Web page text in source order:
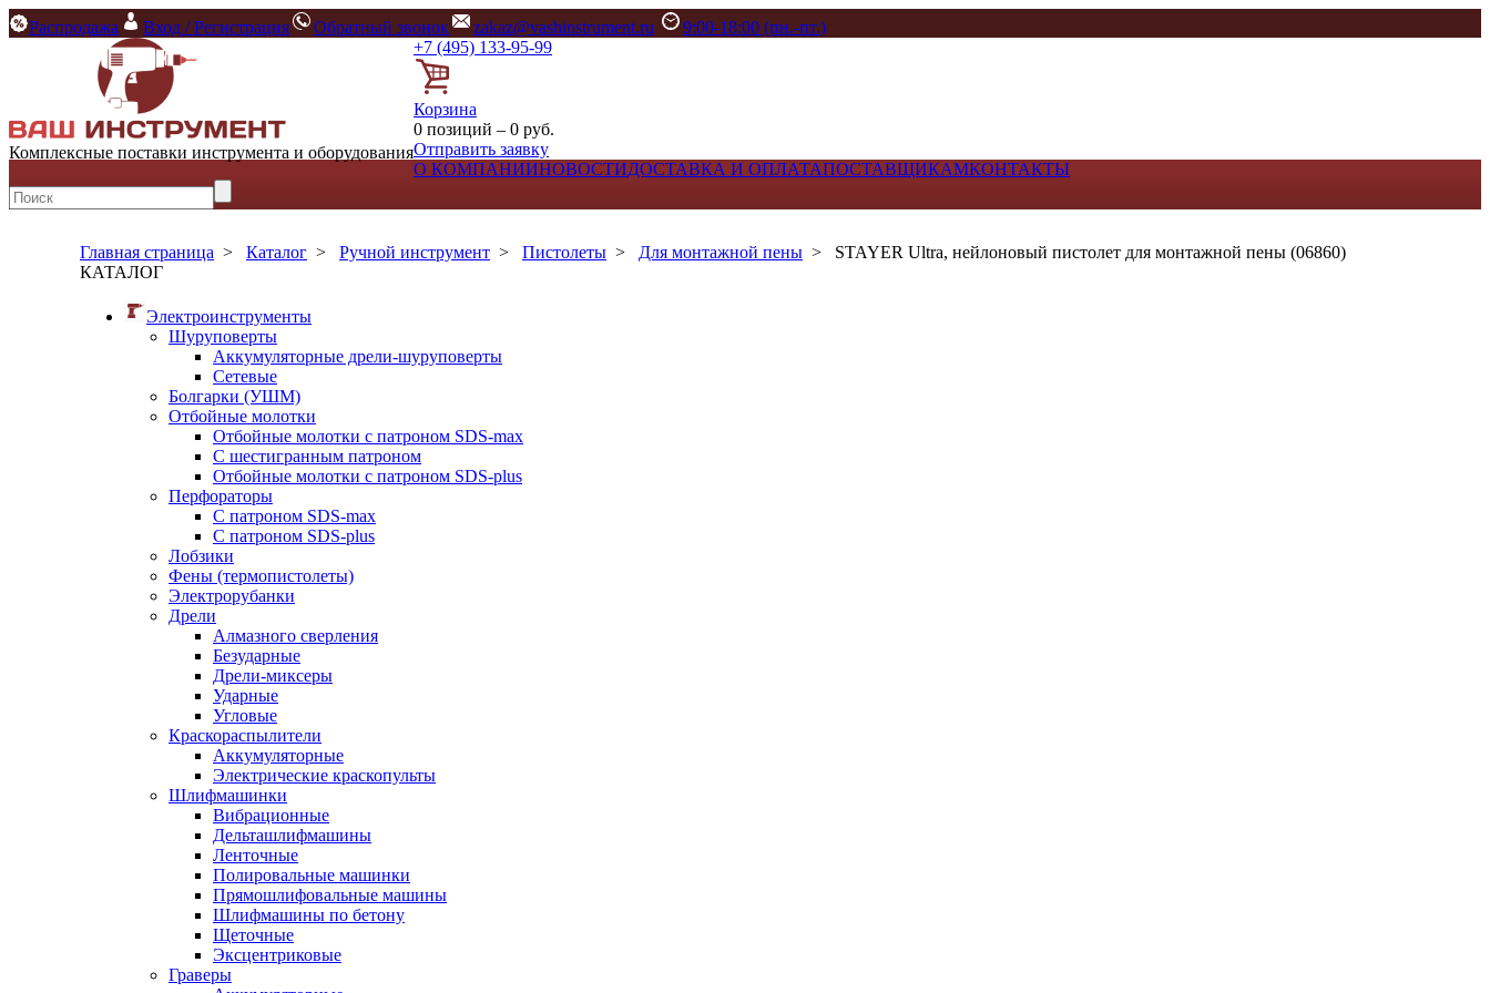
Распродажа Вход / Регистрация Обратный звонок zakaz@vashinstrument.ru 9:00-18:00 (пн.-пт.)
Комплексные поставки инструмента и оборудования
+7 (495) 133-95-99
Корзина
0 позиций – 0 руб.
Отправить заявку
О КОМПАНИИНОВОСТИДОСТАВКА И ОПЛАТАПОСТАВЩИКАМКОНТАКТЫ
Главная страница > Каталог > Ручной инструмент > Пистолеты > Для монтажной пены > STAYER Ultra, нейлоновый пистолет для монтажной пены (06860)
КАТАЛОГ
Электроинструменты
Шуруповерты
Аккумуляторные дрели-шуруповерты
Сетевые
Болгарки (УШМ)
Отбойные молотки
Отбойные молотки с патроном SDS-max
С шестигранным патроном
Отбойные молотки с патроном SDS-plus
Перфораторы
С патроном SDS-max
С патроном SDS-plus
Лобзики
Фены (термопистолеты)
Электрорубанки
Дрели
Алмазного сверления
Безударные
Дрели-миксеры
Ударные
Угловые
Краскораспылители
Аккумуляторные
Электрические краскопульты
Шлифмашинки
Вибрационные
Дельташлифмашины
Ленточные
Полировальные машинки
Прямошлифовальные машины
Шлифмашины по бетону
Щеточные
Эксцентриковые
Граверы